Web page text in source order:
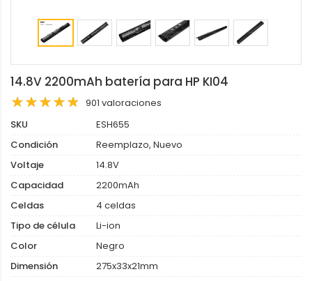
14.8V 2200mAh batería para HP KI04
901 valoraciones
SKU
ESH655
Condición
Reemplazo, Nuevo
Voltaje
14.8V
Capacidad
2200mAh
Celdas
4 celdas
Tipo de célula
Li-ion
Color
Negro
Dimensión
275x33x21mm